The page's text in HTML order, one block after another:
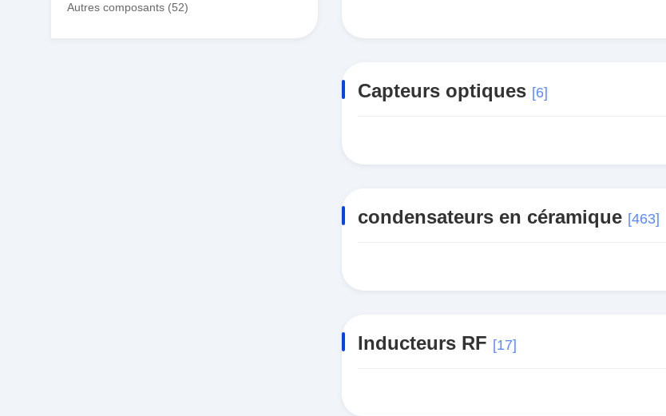
Autres composants (52)
Capteurs optiques [6]
condensateurs en céramique [463]
Inducteurs RF [17]